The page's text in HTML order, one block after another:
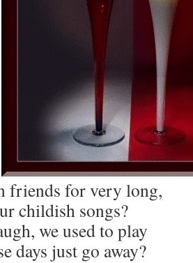
friends for very long,
childish songs?
we used to play
days just go away?